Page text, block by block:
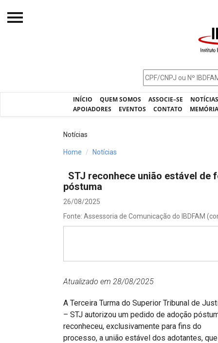
INÍCIO QUEM SOMOS ASSOCIE–SE
APOIADORES
EVENTOS CONTATO
Processos - IBDFAM
Projetos do IBDFAM
Alienação Parental
Encontre um Escritório
IBDFAM Educacional
Notícias
Home Notícias
STJ reconhece união estável
póstuma
26/08/2025
Fonte: Assessoria de Comunicação do IBDFAM
Atualizado em 28/08/2025
A Terceira Turma do Superior Tribunal de
– STJ autorizou um pedido de adoção
reconheceu, exclusivamente para fins do
processo, a união estável dos adotantes, que